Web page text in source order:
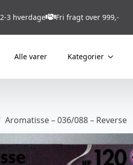
2-3 hverdage Fri fragt over 999,-
Alle varer Kategorier
Aromatisse – 036/088 – Reverse